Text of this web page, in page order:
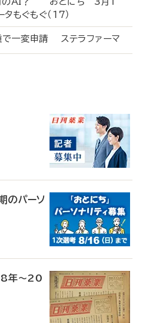
もぐもぐ（17）
で一変申請 ステラファーマ
パーソ
年～20